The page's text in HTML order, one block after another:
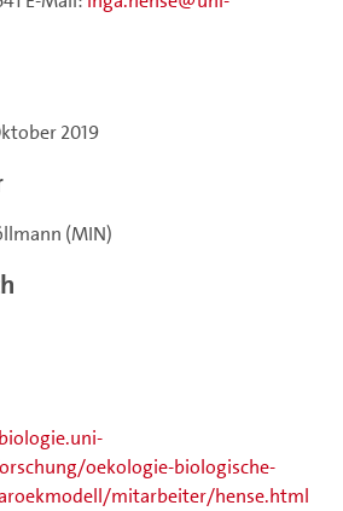
2019
(MIN)
oekologie-biologische-
mitarbeiter/hense.html